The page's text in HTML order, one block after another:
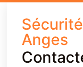
Anges